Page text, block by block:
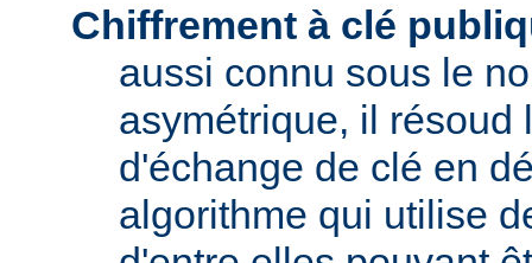
Chiffrement à clé
aussi connu sous le
asymétrique, il résoud
d'échange de clé en
algorithme qui utilise